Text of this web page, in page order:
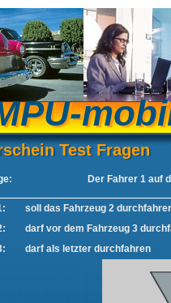
Test Fragen
Test Fragen
Der Fahrer 1 auf
soll das Fahrzeug 2
darf vor dem Fahrzeug 3
darf als letzter durchfahren